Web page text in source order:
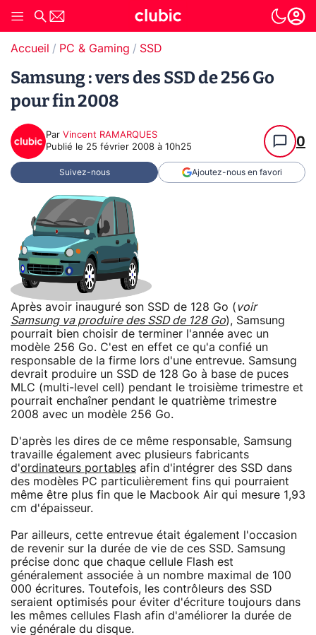
Accueil PC & Gaming SSD
Samsung : vers des SSD de 256 Go
pour fin 2008
Par Vincent RAMARQUES
Publié le 25 février 2008 à 10h25 0
Suivez-nous Ajoutez-nous en favori
Après avoir inauguré son SSD de 128 Go (voir
Samsung va produire des SSD de 128 Go), Samsung
pourrait bien choisir de terminer l'année avec un
modèle 256 Go. C'est en effet ce qu'a confié un
responsable de la firme lors d'une entrevue. Samsung
devrait produire un SSD de 128 Go à base de puces
MLC (multi-level cell) pendant le troisième trimestre et
pourrait enchaîner pendant le quatrième trimestre
2008 avec un modèle 256 Go.
D'après les dires de ce même responsable, Samsung
travaille également avec plusieurs fabricants
d'ordinateurs portables afin d'intégrer des SSD dans
des modèles PC particulièrement fins qui pourraient
même être plus fin que le Macbook Air qui mesure 1,93
cm d'épaisseur.
Par ailleurs, cette entrevue était également l'occasion
de revenir sur la durée de vie de ces SSD. Samsung
précise donc que chaque cellule Flash est
généralement associée à un nombre maximal de 100
000 écritures. Toutefois, les contrôleurs des SSD
seraient optimisés pour éviter d'écriture toujours dans
les mêmes cellules Flash afin d'améliorer la durée de
vie générale du disque.